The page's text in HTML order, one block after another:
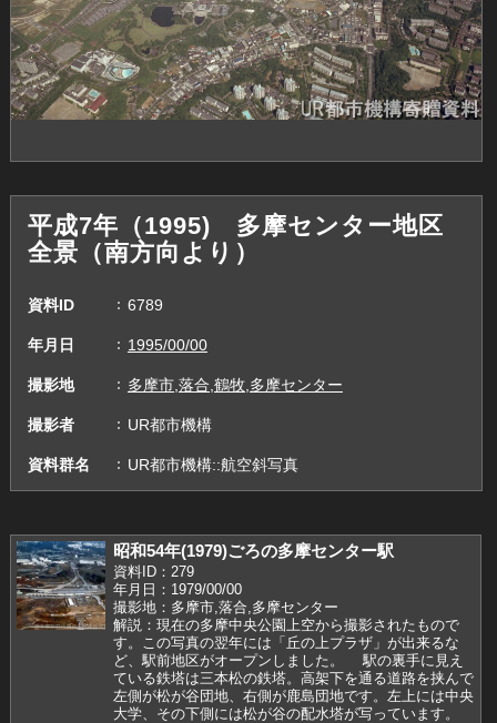
平成7年（1995) 多摩センター地区
全景（南方向より）
資料ID 6789
年月日 1995/00/00
撮影地 多摩市,落合,鶴牧,多摩センター
撮影者 UR都市機構
資料群名 UR都市機構::航空斜写真
昭和54年(1979)ごろの多摩センター駅
資料ID：279
年月日：1979/00/00
撮影地：多摩市,落合,多摩センター
解説：現在の多摩中央公園上空から撮影されたもので
す。この写真の翌年には「丘の上プラザ」が出来るな
ど、駅前地区がオープンしました。 駅の裏手に見え
ている鉄塔は三本松の鉄塔。高架下を通る道路を挟んで
左側が松が谷団地、右側が鹿島団地です。左上には中央
大学、その下側には松が谷の配水塔が写っています。